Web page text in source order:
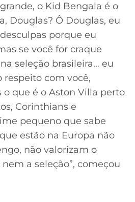
o Kid Bengala é o
Douglas? Ô Douglas, eu
porque eu
se você for craque
seleção brasileira… eu
respeito com você,
o que é o Aston Villa perto
Corinthians e
pequeno que sabe
estão na Europa não
não valorizam o
a seleção”, começou